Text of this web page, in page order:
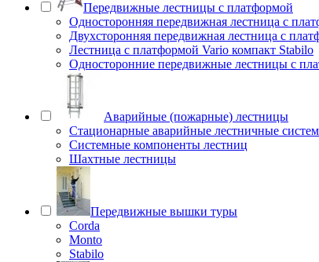
Передвижные лестницы с платформой
Односторонняя передвижная лестница с
Двухсторонняя передвижная лестница с
Лестница с платформой Vario компакт Stabilo
Односторонние передвижные лестницы с
Аварийные (пожарные) лестницы
Стационарные аварийные лестничные
Системные компоненты лестниц
Шахтные лестницы
Передвижные вышки туры
Corda
Monto
Stabilo